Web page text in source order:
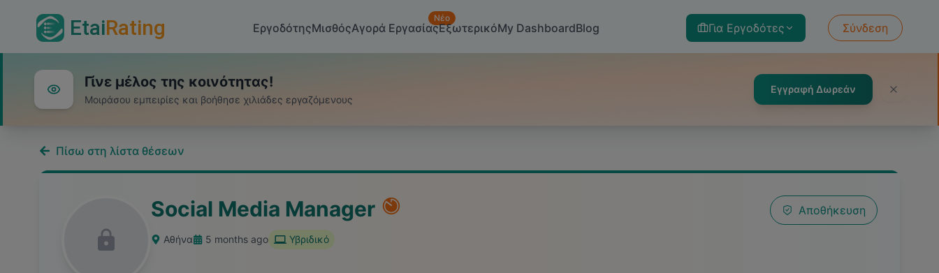
EtaiRating ΕργοδότηςΜισθόςΑγορά Εργασίας
Νέο
ΕξωτερικόMy DashboardBlog Για Εργοδότες Σύνδεση
Γίνε μέλος της κοινότητας!
Μοιράσου εμπειρίες και βοήθησε χιλιάδες εργαζόμενους
Εγγραφή Δωρεάν
Πίσω στη λίστα θέσεων
Social Media Manager
Αθήνα 5 months ago Υβριδικό
Αποθήκευση